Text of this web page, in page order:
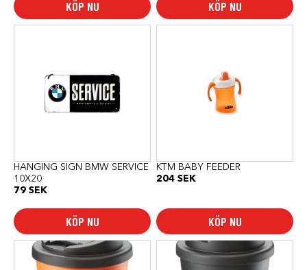
KÖP NU KÖP NU
HANGING SIGN BMW SERVICE
10X20
79 SEK
KÖP NU
KTM BABY FEEDER
204 SEK
KÖP NU